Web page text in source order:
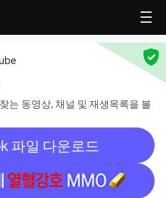
는 동영상, 채널 및 재생목록을 볼
파일 다운로드